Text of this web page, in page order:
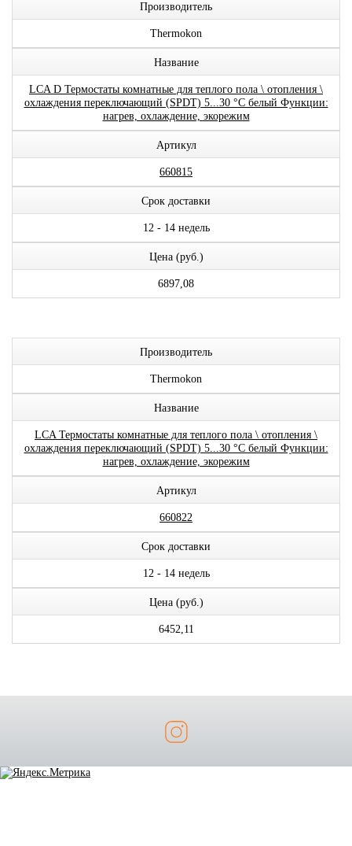
Производитель
Thermokon
Название
LCA D Термостаты комнатные для теплого пола \ отопления \
охлаждения переключающий (SPDT) 5...30 °C белый Функции:
нагрев, охлаждение, экорежим
Артикул
660815
Срок доставки
12 - 14 недель
Цена (руб.)
6897,08
Производитель
Thermokon
Название
LCA Термостаты комнатные для теплого пола \ отопления \
охлаждения переключающий (SPDT) 5...30 °C белый Функции:
нагрев, охлаждение, экорежим
Артикул
660822
Срок доставки
12 - 14 недель
Цена (руб.)
6452,11